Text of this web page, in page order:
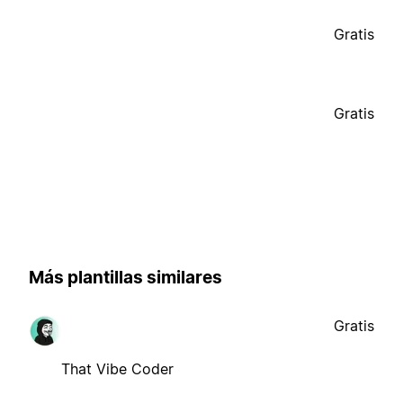
Gratis
Gratis
Más plantillas similares
That Vibe Coder
Gratis